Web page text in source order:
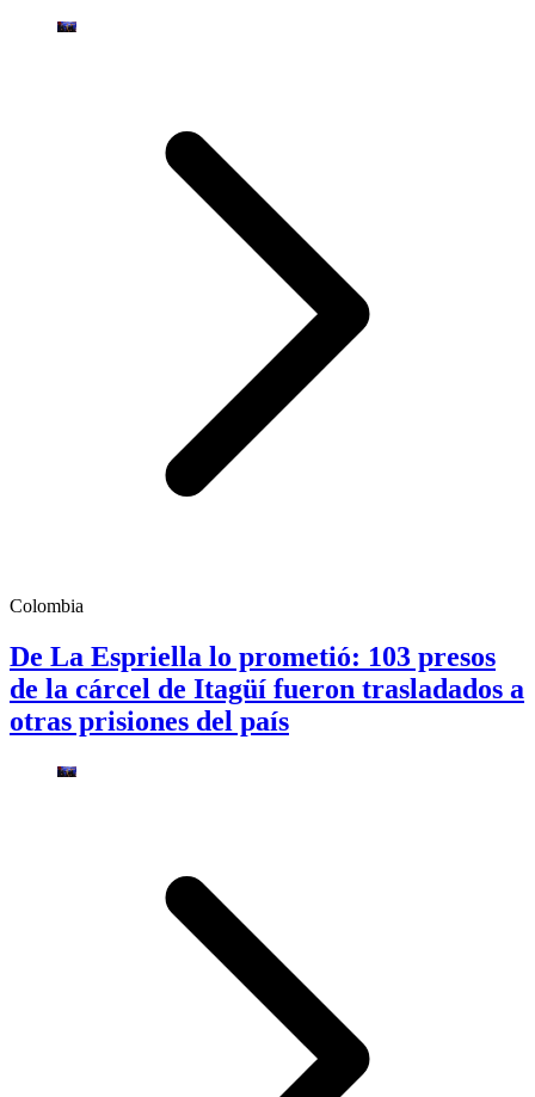
Colombia
De La Espriella lo prometió: 103 presos
de la cárcel de Itagüí fueron trasladados a
otras prisiones del país